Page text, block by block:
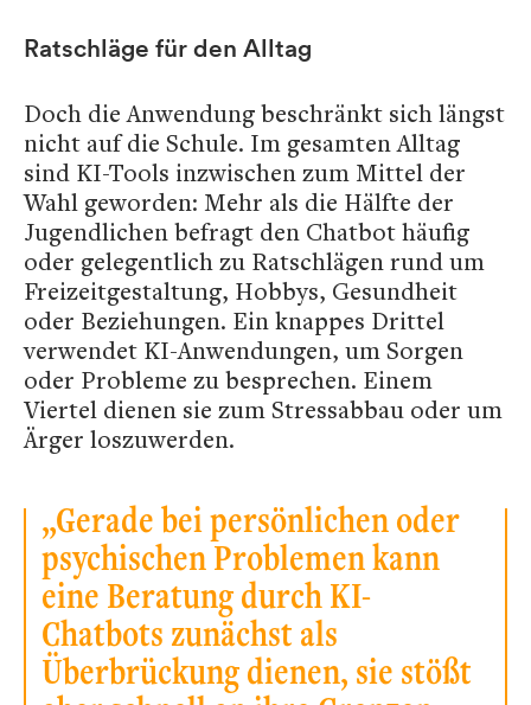
Ratschläge für den Alltag
Doch die Anwendung beschränkt sich längst
nicht auf die Schule. Im gesamten Alltag
sind KI-Tools inzwischen zum Mittel der
Wahl geworden: Mehr als die Hälfte der
Jugendlichen befragt den Chatbot häufig
oder gelegentlich zu Ratschlägen rund um
Freizeitgestaltung, Hobbys, Gesundheit
oder Beziehungen. Ein knappes Drittel
verwendet KI-Anwendungen, um Sorgen
oder Probleme zu besprechen. Einem
Viertel dienen sie zum Stressabbau oder um
Ärger loszuwerden.
„Gerade bei persönlichen oder
psychischen Problemen kann
eine Beratung durch KI-
Chatbots zunächst als
Überbrückung dienen, sie stößt